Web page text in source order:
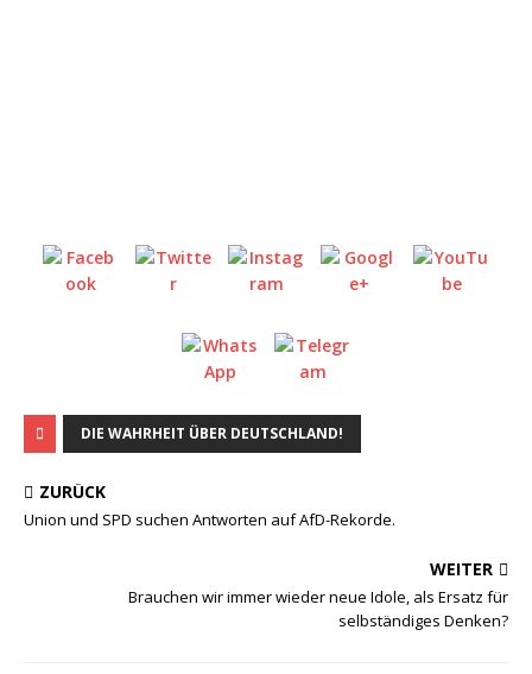
DIE WAHRHEIT ÜBER DEUTSCHLAND!
ZURÜCK
Union und SPD suchen Antworten auf AfD-Rekorde.
WEITER
Brauchen wir immer wieder neue Idole, als Ersatz für
selbständiges Denken?